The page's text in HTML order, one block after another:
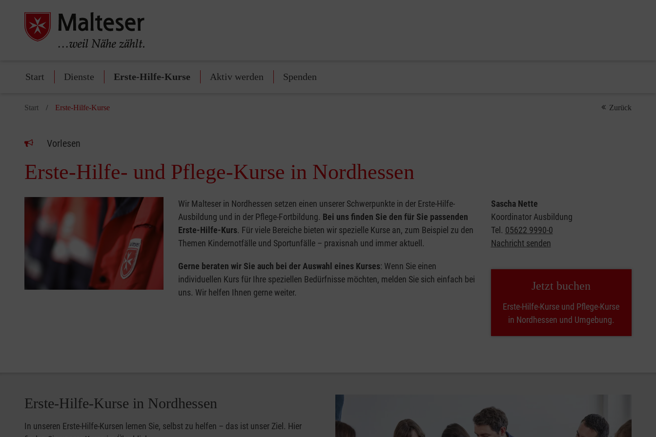
Start Dienste Erste-Hilfe-Kurse Aktiv werden Spenden
Start Erste-Hilfe-Kurse Zurück
Vorlesen
Erste-Hilfe- und Pflege-Kurse in Nordhessen
Wir Malteser in Nordhessen setzen einen unserer Schwerpunkte in der Erste-Hilfe-
Ausbildung und in der Pflege-Fortbildung. Bei uns finden Sie den für Sie passenden
Erste-Hilfe-Kurs. Für viele Bereiche bieten wir spezielle Kurse an, zum Beispiel zu den
Themen Kindernotfälle und Sportunfälle – praxisnah und immer aktuell.
Gerne beraten wir Sie auch bei der Auswahl eines Kurses: Wenn Sie einen
individuellen Kurs für Ihre speziellen Bedürfnisse möchten, melden Sie sich einfach bei
uns. Wir helfen Ihnen gerne weiter.
Sascha Nette
Koordinator Ausbildung
Tel. 05622 9990-0
Nachricht senden
Jetzt buchen
Erste-Hilfe-Kurse und Pflege-Kurse
in Nordhessen und Umgebung.
Erste-Hilfe-Kurse in Nordhessen
In unseren Erste-Hilfe-Kursen lernen Sie, selbst zu helfen – das ist unser Ziel. Hier